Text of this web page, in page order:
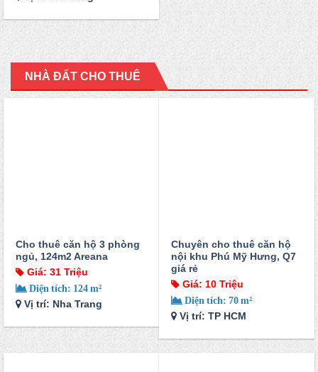
NHÀ ĐẤT CHO THUÊ
Cho thuê căn hộ 3 phòng
ngủ, 124m2 Areana
Giá: 31 Triệu
Diện tích: 124 m²
Vị trí: Nha Trang
Chuyên cho thuê căn hộ
nội khu Phú Mỹ Hưng, Q7
giá rẻ
Giá: 10 Triệu
Diện tích: 70 m²
Vị trí: TP HCM